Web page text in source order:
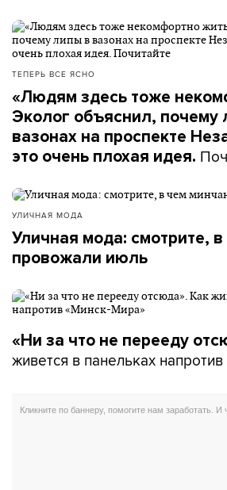
ТЕПЕРЬ ВСЕ ЯСНО
«Людям здесь тоже
Эколог объяснил, почему
вазонах на проспекте
это очень плохая идея.
УЛИЧНАЯ МОДА
Уличная мода: смотрите,
провожали июль
«Ни за что не перееду
живется в панельках